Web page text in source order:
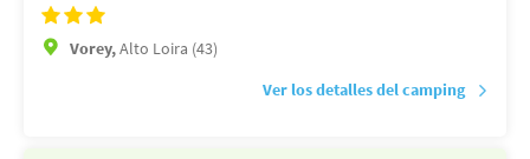
Vorey,Alto Loira (43)
Ver los detalles del camping